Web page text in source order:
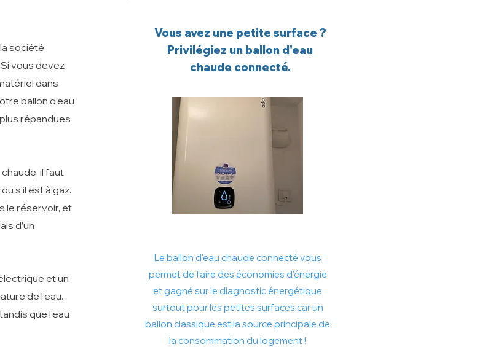
société
vous devez
dans
ballon d’eau
répandues
il faut
s’il est à gaz.
le réservoir, et
d’un
et un
de l’eau.
que l’eau
Vous avez une petite surface ?
Privilégiez un ballon d'eau
chaude connecté.
Le ballon d'eau chaude connecté vous
permet de faire des économies d'énergie
et gagné sur le diagnostic énergétique
surtout pour les petites surfaces car un
ballon classique est la source principale de
la consommation du logement !